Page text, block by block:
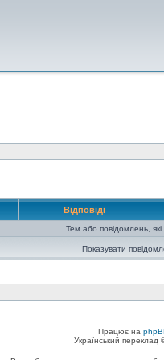
Відповіді
Тем або повідомлень,
Показувати
Працює на
Український